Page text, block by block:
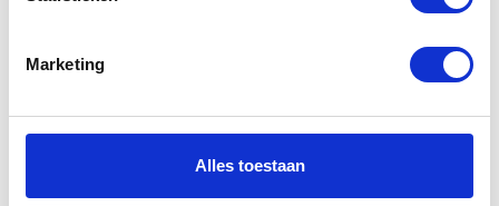
Marketing
Alles toestaan
Dainese
Shoes Black
Dainese Axial
2 Boots Black
Black 631